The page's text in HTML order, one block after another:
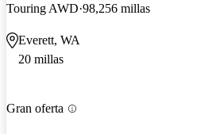
Touring AWD 98,256 millas
Everett, WA
20 millas
Gran oferta